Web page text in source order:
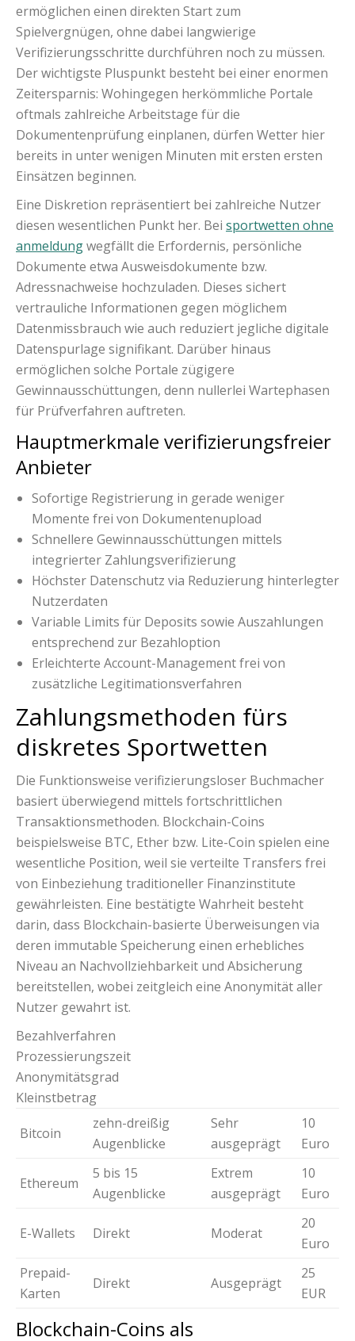
ermöglichen einen direkten Start zum
Spielvergnügen, ohne dabei langwierige
Verifizierungsschritte durchführen noch zu müssen.
Der wichtigste Pluspunkt besteht bei einer enormen
Zeitersparnis: Wohingegen herkömmliche Portale
oftmals zahlreiche Arbeitstage für die
Dokumentenprüfung einplanen, dürfen Wetter hier
bereits in unter wenigen Minuten mit ersten ersten
Einsätzen beginnen.
Eine Diskretion repräsentiert bei zahlreiche Nutzer
diesen wesentlichen Punkt her. Bei sportwetten ohne
anmeldungwegfällt die Erfordernis, persönliche
Dokumente etwa Ausweisdokumente bzw.
Adressnachweise hochzuladen. Dieses sichert
vertrauliche Informationen gegen möglichem
Datenmissbrauch wie auch reduziert jegliche digitale
Datenspurlage signifikant. Darüber hinaus
ermöglichen solche Portale zügigere
Gewinnausschüttungen, denn nullerlei Wartephasen
für Prüfverfahren auftreten.
Hauptmerkmale verifizierungsfreier
Anbieter
Sofortige Registrierung in gerade weniger
Momente frei von Dokumentenupload
Schnellere Gewinnausschüttungen mittels
integrierter Zahlungsverifizierung
Höchster Datenschutz via Reduzierung hinterlegter
Nutzerdaten
Variable Limits für Deposits sowie Auszahlungen
entsprechend zur Bezahloption
Erleichterte Account-Management frei von
zusätzliche Legitimationsverfahren
Zahlungsmethoden fürs
diskretes Sportwetten
Die Funktionsweise verifizierungsloser Buchmacher
basiert überwiegend mittels fortschrittlichen
Transaktionsmethoden. Blockchain-Coins
beispielsweise BTC, Ether bzw. Lite-Coin spielen eine
wesentliche Position, weil sie verteilte Transfers frei
von Einbeziehung traditioneller Finanzinstitute
gewährleisten. Eine bestätigte Wahrheit besteht
darin, dass Blockchain-basierte Überweisungen via
deren immutable Speicherung einen erhebliches
Niveau an Nachvollziehbarkeit und Absicherung
bereitstellen, wobei zeitgleich eine Anonymität aller
Nutzer gewahrt ist.
Bezahlverfahren
Prozessierungszeit
Anonymitätsgrad
Kleinstbetrag
Bitcoin
zehn-dreißig
Augenblicke
Sehr
ausgeprägt
10
Euro
Ethereum
5 bis 15
Augenblicke
Extrem
ausgeprägt
10
Euro
E-Wallets Direkt Moderat
20
Euro
Prepaid-
Karten
Direkt Ausgeprägt
25
EUR
Blockchain-Coins als